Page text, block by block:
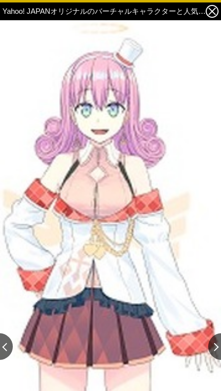
Yahoo! JAPANオリジナルのバーチャルキャラクターと人気VTuberが平成のニュースを振り返る！ ワイドショー風番組『ばーちゃるわいど 〜ふりかえれ！平成30年史〜』が配信 4枚目の写真・画像